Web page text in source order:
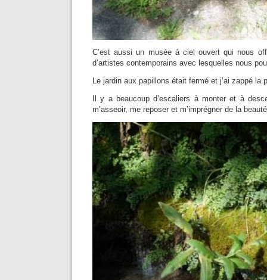
C’est aussi un musée à ciel ouvert qui nous
d’artistes contemporains avec lesquelles nous
Le jardin aux papillons était fermé et j’ai zappé la
Il y a beaucoup d’escaliers à monter et à
m’asseoir, me reposer et m’imprégner de la